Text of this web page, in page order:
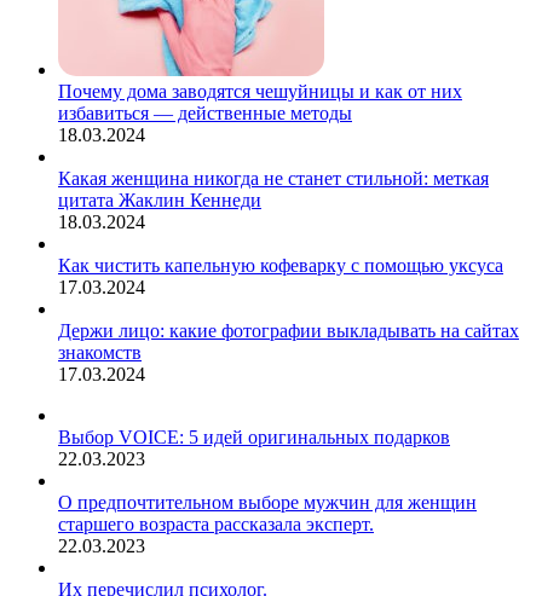
Почему дома заводятся чешуйницы и как от них
избавиться — действенные методы
18.03.2024
Какая женщина никогда не станет стильной: меткая
цитата Жаклин Кеннеди
18.03.2024
Как чистить капельную кофеварку с помощью уксуса
17.03.2024
Держи лицо: какие фотографии выкладывать на сайтах
знакомств
17.03.2024
Выбор VOICE: 5 идей оригинальных подарков
22.03.2023
О предпочтительном выборе мужчин для женщин
старшего возраста рассказала эксперт.
22.03.2023
Их перечислил психолог.